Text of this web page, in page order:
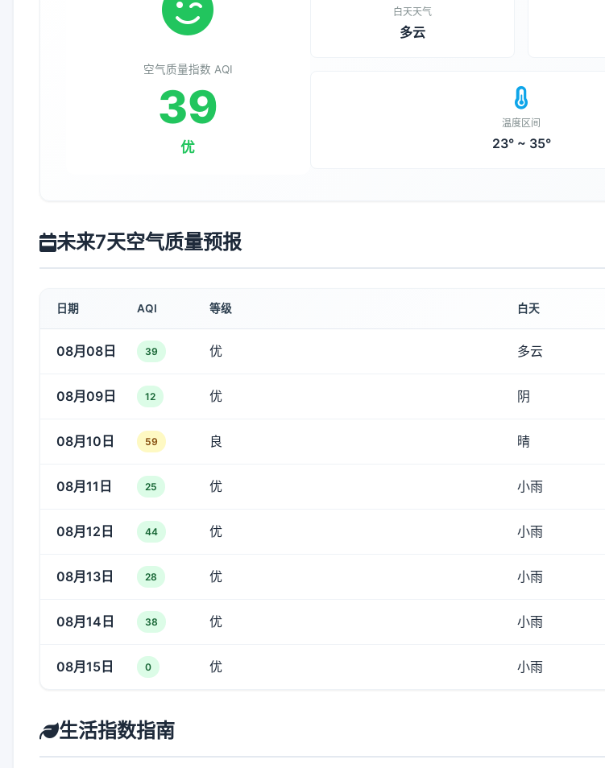
空气质量指数 AQI
39
优
白天天气
多云
温度区间
23° ~ 35°
未来7天空气质量预报
日期 AQI 等级 白天
08月08日 39 优 多云
08月09日 12 优 阴
08月10日 59 良 晴
08月11日 25 优 小雨
08月12日 44 优 小雨
08月13日 28 优 小雨
08月14日 38 优 小雨
08月15日 0 优 小雨
生活指数指南